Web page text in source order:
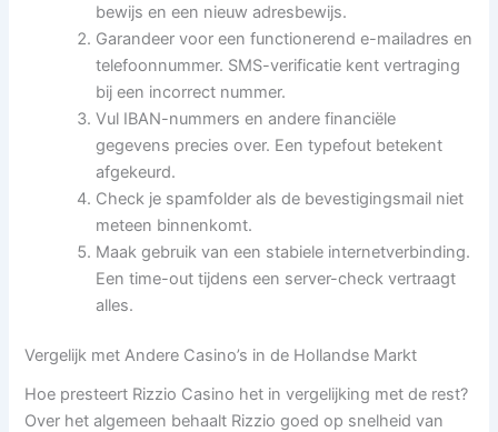
bewijs en een nieuw adresbewijs.
Garandeer voor een functionerend e-mailadres en
telefoonnummer. SMS-verificatie kent vertraging
bij een incorrect nummer.
Vul IBAN-nummers en andere financiële
gegevens precies over. Een typefout betekent
afgekeurd.
Check je spamfolder als de bevestigingsmail niet
meteen binnenkomt.
Maak gebruik van een stabiele internetverbinding.
Een time-out tijdens een server-check vertraagt
alles.
Vergelijk met Andere Casino’s in de Hollandse Markt
Hoe presteert Rizzio Casino het in vergelijking met de rest?
Over het algemeen behaalt Rizzio goed op snelheid van